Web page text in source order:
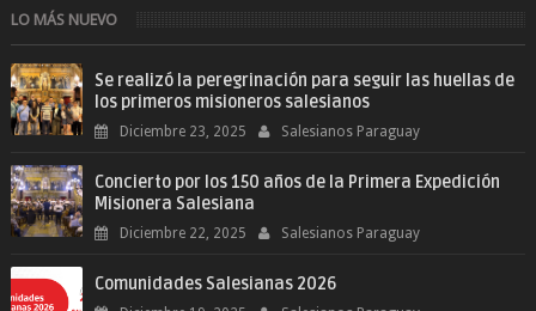
Don Bosco». San Giovann...
LO MÁS NUEVO
Se realizó la peregrinación para seguir las huellas de
los primeros misioneros salesianos
Diciembre 23, 2025 Salesianos Paraguay
Concierto por los 150 años de la Primera Expedición
Misionera Salesiana
Diciembre 22, 2025 Salesianos Paraguay
Comunidades Salesianas 2026